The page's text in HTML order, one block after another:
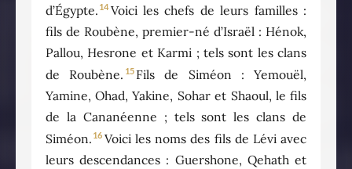
d’Égypte. 14 Voici les chefs de leurs familles :
fils de Roubène, premier-né d’Israël : Hénok,
Pallou, Hesrone et Karmi ; tels sont les clans
de Roubène. 15 Fils de Siméon : Yemouël,
Yamine, Ohad, Yakine, Sohar et Shaoul, le fils
de la Cananéenne ; tels sont les clans de
Siméon. 16 Voici les noms des fils de Lévi avec
leurs descendances : Guershone, Qehath et